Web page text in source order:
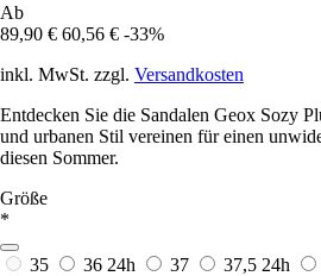
Ab
89,90 € 60,56 € -33%
inkl. MwSt. zzgl. Versandkosten
Entdecken Sie die Sandalen Geox Sozy
und urbanen Stil vereinen für einen
diesen Sommer.
Größe
*
35 36 24h 37 37,5 24h